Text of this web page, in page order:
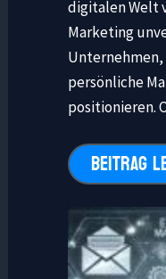
digitalen Welt
Marketing
persönliche
positionieren.
BEITRAG